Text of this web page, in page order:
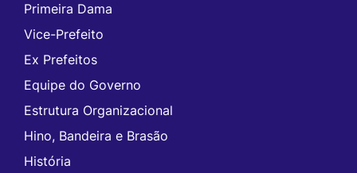
Primeira Dama
Vice-Prefeito
Ex Prefeitos
Equipe do Governo
Estrutura Organizacional
Hino, Bandeira e Brasão
História